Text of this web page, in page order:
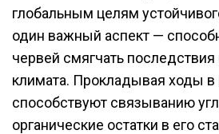
глобальным целям
один важный аспект —
червей смягчать
климата. Прокладывая ходы в
способствуют связыванию
органические остатки в его